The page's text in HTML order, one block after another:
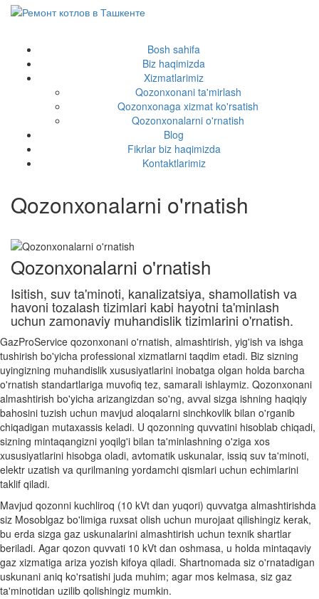
Bosh sahifa
Biz haqimizda
Xizmatlarimiz
Qozonxonani ta'mirlash
Qozonxonaga xizmat ko'rsatish
Qozonxonalarni o'rnatish
Blog
Fikrlar biz haqimizda
Kontaktlarimiz
Qozonxonalarni o'rnatish
Qozonxonalarni o'rnatish
Isitish, suv ta'minoti, kanalizatsiya, shamollatish va
havoni tozalash tizimlari kabi hayotni ta'minlash
uchun zamonaviy muhandislik tizimlarini o'rnatish.
GazProService qozonxonani o'rnatish, almashtirish, yig'ish va ishga
tushirish bo'yicha professional xizmatlarni taqdim etadi. Biz sizning
uyingizning muhandislik xususiyatlarini inobatga olgan holda barcha
o'rnatish standartlariga muvofiq tez, samarali ishlaymiz. Qozonxonani
almashtirish bo'yicha arizangizdan so'ng, avval sizga ishning haqiqiy
bahosini tuzish uchun mavjud aloqalarni sinchkovlik bilan o'rganib
chiqadigan mutaxassis keladi. U qozonning quvvatini hisoblab chiqadi,
sizning mintaqangizni yoqilg'i bilan ta'minlashning o'ziga xos
xususiyatlarini hisobga oladi, avtomatik uskunalar, issiq suv ta'minoti,
elektr uzatish va qurilmaning yordamchi qismlari uchun echimlarini
taklif qiladi.
Mavjud qozonni kuchliroq (10 kVt dan yuqori) quvvatga almashtirishda
siz Mosoblgaz bo'limiga ruxsat olish uchun murojaat qilishingiz kerak,
bu erda sizga gaz uskunalarini almashtirish uchun texnik shartlar
beriladi. Agar qozon quvvati 10 kVt dan oshmasa, u holda mintaqaviy
gaz xizmatiga ariza yozish kifoya qiladi. Shartnomada siz o'rnatadigan
uskunani aniq ko'rsatishi juda muhim; agar mos kelmasa, siz gaz
ta'minotidan uzilib qolishingiz mumkin.